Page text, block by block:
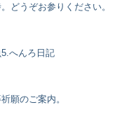
どうぞお参りください。
へんろ日記
願のご案内。